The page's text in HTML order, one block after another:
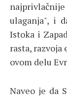
ulaganja", i
Istoka i
rasta,
ovom delu
Naveo je da